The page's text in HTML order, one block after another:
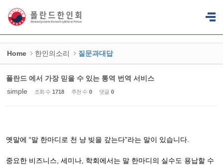
Home 한인의소리 질문과대답
폴란드 에서 가장 믿을 수 있는 통역 번역 서비스
simple
조회 수 1718 추천 수 0 댓글 0
옛말에 “말 한마디로 천 냥 빚을 갚는다”라는 말이 있습니다.
중요한 비즈니스, 세미나, 학회에서는 말 한마디의 실수도 용납할 수